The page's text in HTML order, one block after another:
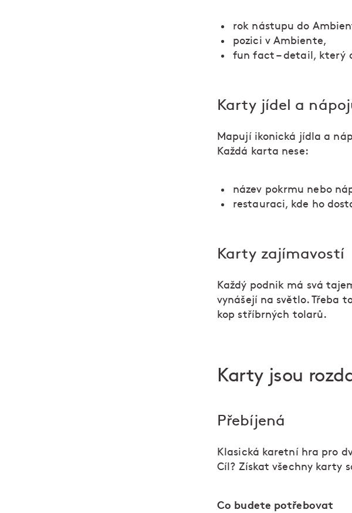
rok nástupu do
pozici v Ambiente,
fun fact – detail, který
Karty jídel a
Mapují ikonická jídla a
Každá karta nese:
název pokrmu nebo
restauraci, kde ho
Karty zajímavostí
Každý podnik má svá
vynášejí na světlo. Třeba
kop stříbrných tolarů.
Karty jsou
Přebíjená
Klasická karetní hra pro
Cíl? Získat všechny karty
Co budete potřebovat